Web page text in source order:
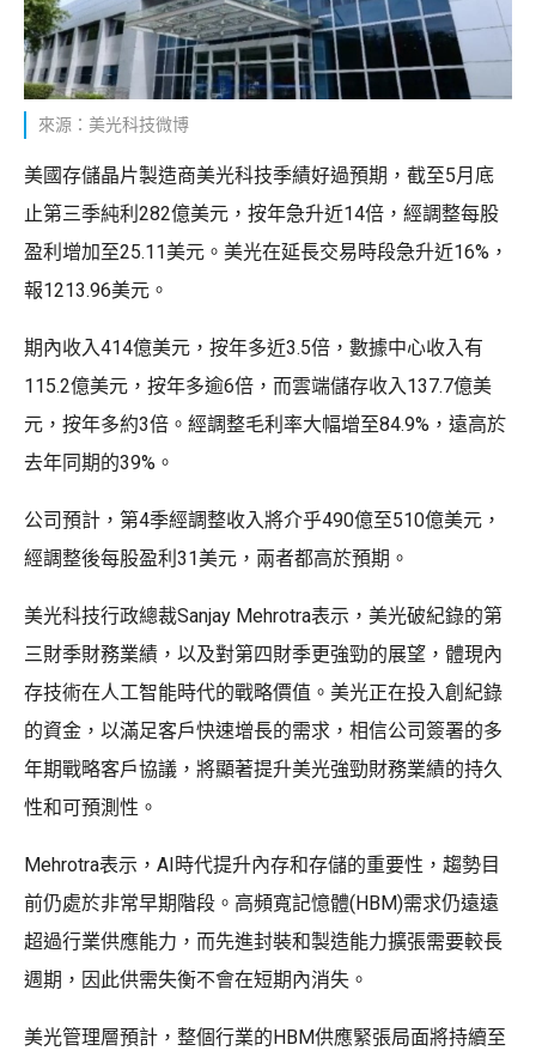
來源：美光科技微博
美國存儲晶片製造商美光科技季績好過預期，截至5月底
止第三季純利282億美元，按年急升近14倍，經調整每股
盈利增加至25.11美元。美光在延長交易時段急升近16%，
報1213.96美元。
期內收入414億美元，按年多近3.5倍，數據中心收入有
115.2億美元，按年多逾6倍，而雲端儲存收入137.7億美
元，按年多約3倍。經調整毛利率大幅增至84.9%，遠高於
去年同期的39%。
公司預計，第4季經調整收入將介乎490億至510億美元，
經調整後每股盈利31美元，兩者都高於預期。
美光科技行政總裁Sanjay Mehrotra表示，美光破紀錄的第
三財季財務業績，以及對第四財季更強勁的展望，體現內
存技術在人工智能時代的戰略價值。美光正在投入創紀錄
的資金，以滿足客戶快速增長的需求，相信公司簽署的多
年期戰略客戶協議，將顯著提升美光強勁財務業績的持久
性和可預測性。
Mehrotra表示，AI時代提升內存和存儲的重要性，趨勢目
前仍處於非常早期階段。高頻寬記憶體(HBM)需求仍遠遠
超過行業供應能力，而先進封裝和製造能力擴張需要較長
週期，因此供需失衡不會在短期內消失。
美光管理層預計，整個行業的HBM供應緊張局面將持續至